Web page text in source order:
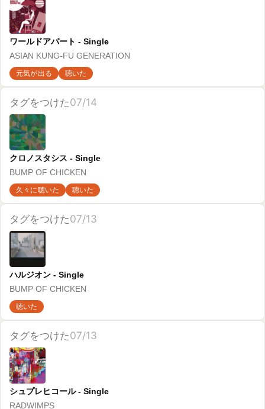
RADWIMPS 4 ~おかずのごはん~
RADWIMPS
聴いた
タグをつけた 06/30
優しいあの子 - Single
スピッツ
ギターがえぐい プレイリストに入れた
strawberry - Single
BUMP OF CHICKEN
聴いた
タグをつけた06/29
フジエダ EP
ASIAN KUNG-FU GENERATION
リズム隊がやばい
タグをつけた06/29